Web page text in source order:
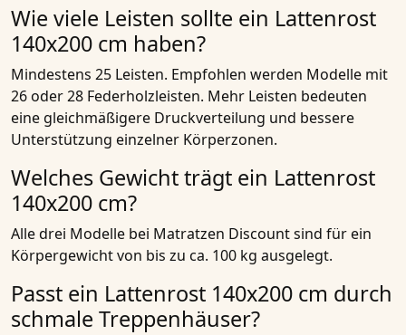
Wie viele Leisten sollte ein Lattenrost
140x200 cm haben?
Mindestens 25 Leisten. Empfohlen werden Modelle mit
26 oder 28 Federholzleisten. Mehr Leisten bedeuten
eine gleichmäßigere Druckverteilung und bessere
Unterstützung einzelner Körperzonen.
Welches Gewicht trägt ein Lattenrost
140x200 cm?
Alle drei Modelle bei Matratzen Discount sind für ein
Körpergewicht von bis zu ca. 100 kg ausgelegt.
Passt ein Lattenrost 140x200 cm durch
schmale Treppenhäuser?